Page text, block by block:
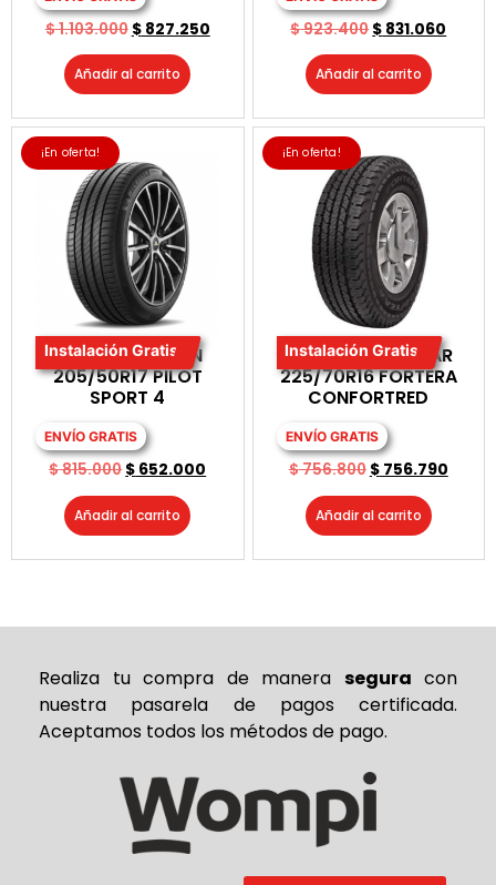
$1.103.000 $827.250
Añadir al carrito
$923.400$ 831.060
Añadir al carrito
¡En oferta!
Instalación Gratis
LLANTA MICHELIN
205/50R17 PILOT
SPORT 4
ENVÍO GRATIS
$815.000$ 652.000
Añadir al carrito
¡En oferta!
Instalación Gratis
LLANTA GOODYEAR
225/70R16 FORTERA
CONFORTRED
ENVÍO GRATIS
$756.800 $756.790
Añadir al carrito
Realiza tu compra de manera segura con
nuestra pasarela de pagos certificada.
Aceptamos todos los métodos de pago.